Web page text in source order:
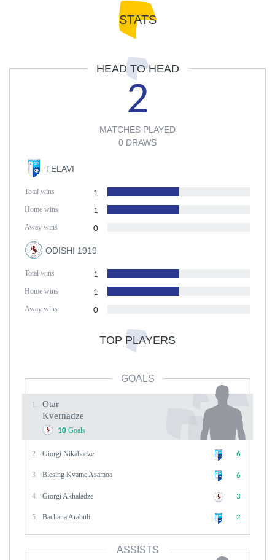
STATS
HEAD TO HEAD
TELAVI
Total wins 1
Home wins 1
Away wins 0
ODISHI 1919
Total wins 1
Home wins 1
Away wins 0
2
MATCHES PLAYED
0 DRAWS
TOP PLAYERS
GOALS
1.
Otar
Kvernadze
10 Goals
2. Giorgi Nikabadze 6
3. Blesing Kvame Asamoa 6
4. Giorgi Akhaladze 3
5. Bachana Arabuli 2
ASSISTS